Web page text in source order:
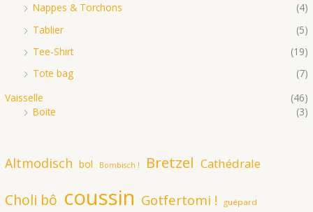
Nappes & Torchons
(4)
Tablier
(5)
Tee-Shirt
(19)
Tote bag
(7)
Vaisselle
(46)
Boite
(3)
Altmodisch bol Bombisch ! Bretzel Cathédrale
Choli bô coussin Gotfertomi ! guépard